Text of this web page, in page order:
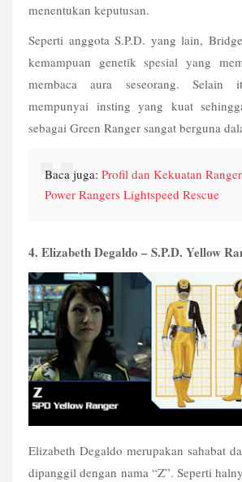
menentukan keputusan.
Seperti anggota S.P.D. yang lain,
kemampuan genetik spesial yang
membaca aura seseorang.
mempunyai insting yang kuat
sebagai Green Ranger sangat berguna
Baca juga: Profil dan Kekuatan
Power Rangers Lightspeed Rescue
4. Elizabeth Degaldo – S.P.D. Yellow
Elizabeth Degaldo merupakan sahabat
dipanggil dengan nama “Z”. Seperti